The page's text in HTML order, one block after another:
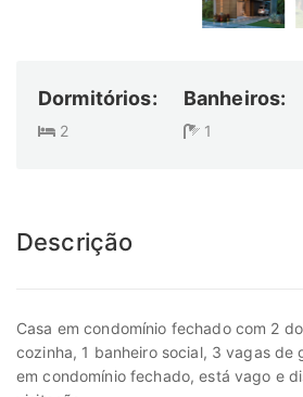
Dormitórios:
2
Banheiros:
1
Descrição
Casa em condomínio fechado com 2
cozinha, 1 banheiro social, 3 vagas de
em condomínio fechado, está vago e